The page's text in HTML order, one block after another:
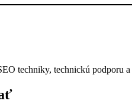
techniky, technickú